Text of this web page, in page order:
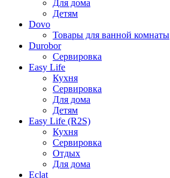
Для дома
Детям
Dovo
Товары для ванной комнаты
Durobor
Сервировка
Easy Life
Кухня
Сервировка
Для дома
Детям
Easy Life (R2S)
Кухня
Сервировка
Отдых
Для дома
Eclat